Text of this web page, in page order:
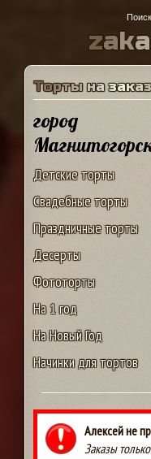
zaka
Торты на заказ
город
Детские торты
Свадебные торты
Праздничные торты
Десерты
Фототорты
На 1 год
На Новый Год
Начинки для тортов
Алексей не
Заказы